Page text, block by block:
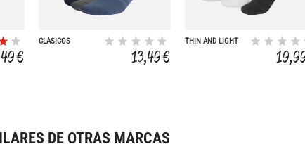
€
CLÁSICOS
13,49 €
THIN AND LIGHT
DE OTRAS MARCAS